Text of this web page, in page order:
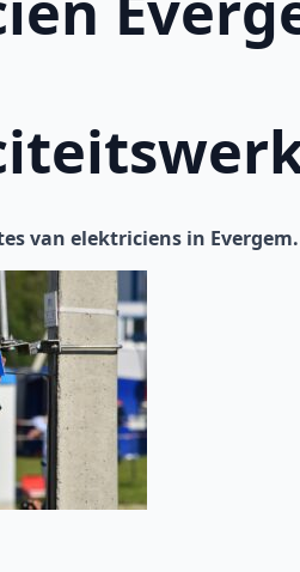
van elektriciens in Evergem.